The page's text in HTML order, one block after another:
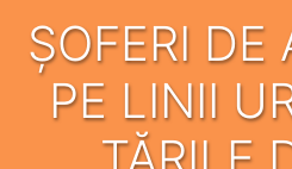
ȘOFERI DE AUTOBUZ
PE LINII